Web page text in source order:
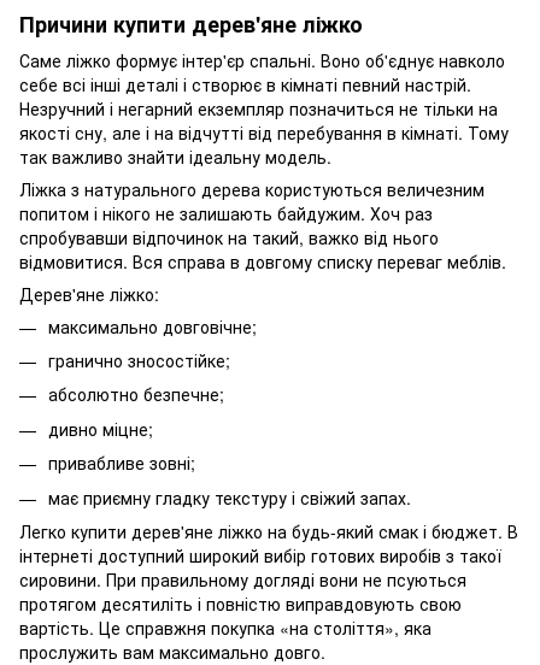
Причини купити дерев'яне ліжко
Саме ліжко формує інтер'єр спальні. Воно об'єднує навколо
себе всі інші деталі і створює в кімнаті певний настрій.
Незручний і негарний екземпляр позначиться не тільки на
якості сну, але і на відчутті від перебування в кімнаті. Тому
так важливо знайти ідеальну модель.
Ліжка з натурального дерева користуються величезним
попитом і нікого не залишають байдужим. Хоч раз
спробувавши відпочинок на такий, важко від нього
відмовитися. Вся справа в довгому списку переваг меблів.
Дерев'яне ліжко:
максимально довговічне;
гранично зносостійке;
абсолютно безпечне;
дивно міцне;
привабливе зовні;
має приємну гладку текстуру і свіжий запах.
Легко купити дерев'яне ліжко на будь-який смак і бюджет. В
інтернеті доступний широкий вибір готових виробів з такої
сировини. При правильному догляді вони не псуються
протягом десятиліть і повністю виправдовують свою
вартість. Це справжня покупка «на століття», яка
прослужить вам максимально довго.